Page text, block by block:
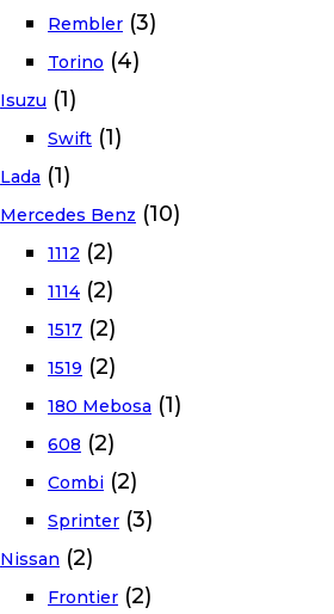
Rembler (3)
Torino (4)
Isuzu (1)
Swift (1)
Lada (1)
Mercedes Benz (10)
1112 (2)
1114 (2)
1517 (2)
1519 (2)
180 Mebosa (1)
608 (2)
Combi (2)
Sprinter (3)
Nissan (2)
Frontier (2)